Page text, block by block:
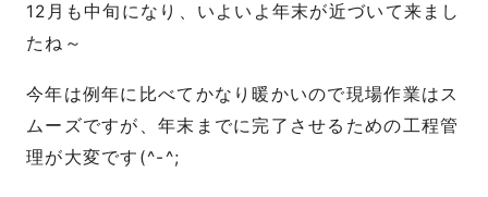
12月も中旬になり、いよいよ年末が近づいて来まし
たね～
今年は例年に比べてかなり暖かいので現場作業はス
ムーズですが、年末までに完了させるための工程管
理が大変です(^-^;